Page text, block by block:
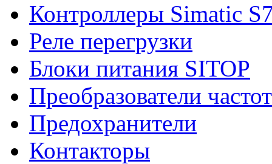
Контроллеры Simatic
Реле перегрузки
Блоки питания SITOP
Преобразователи
Предохранители
Контакторы